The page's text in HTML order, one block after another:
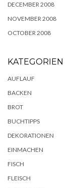
DECEMBER 2008
NOVEMBER 2008
OCTOBER 2008
KATEGORIEN
AUFLAUF
BACKEN
BROT
BUCHTIPPS
DEKORATIONEN
EINMACHEN
FISCH
FLEISCH